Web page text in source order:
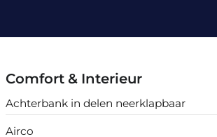
Comfort & Interieur
Achterbank in delen neerklapbaar
Airco